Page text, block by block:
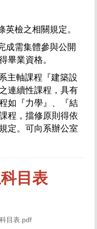
英檢之相關規定。
成需集體參與公開
畢業資格。
主軸課程『建築設
連續性課程，具有
如『力學』、『結
程，擋修原則得依
定。可向系辦公室
目表
目表.pdf